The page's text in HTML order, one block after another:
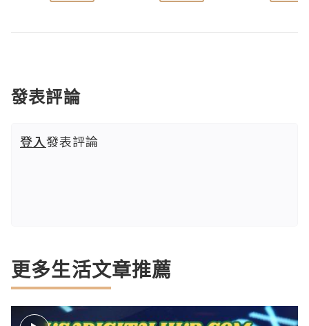
發表評論
登入發表評論
更多生活文章推薦